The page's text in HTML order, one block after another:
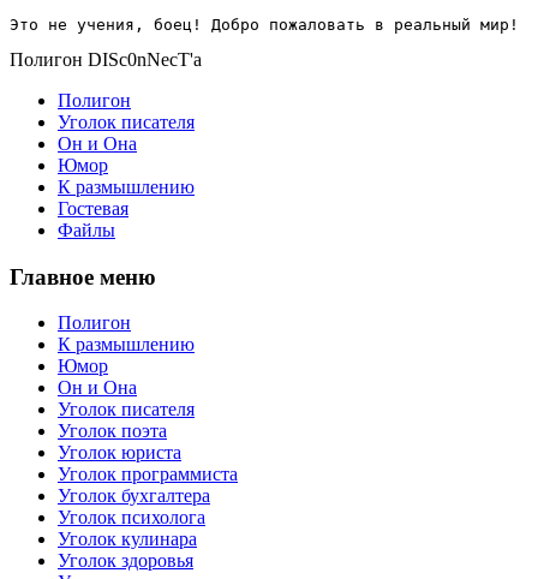
Это не учения, боец! Добро пожаловать в реальный мир!
Полигон DISc0nNecT'a
Полигон
Уголок писателя
Он и Она
Юмор
К размышлению
Гостевая
Файлы
Главное меню
Полигон
К размышлению
Юмор
Он и Она
Уголок писателя
Уголок поэта
Уголок юриста
Уголок программиста
Уголок бухгалтера
Уголок психолога
Уголок кулинара
Уголок здоровья